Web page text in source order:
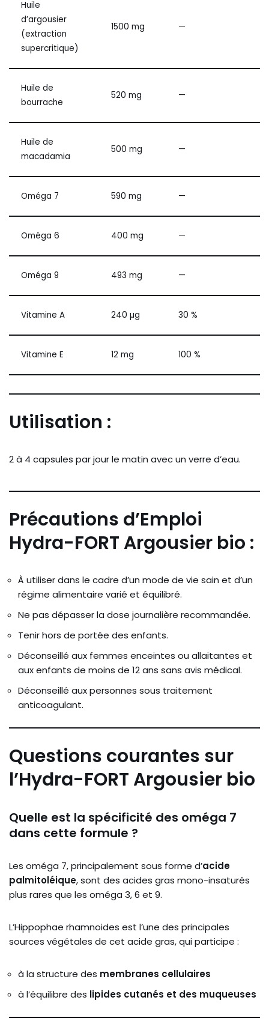
Huile
d’argousier
(extraction
supercritique)
1500 mg —
Huile de
bourrache
520 mg —
Huile de
macadamia
500 mg —
Oméga 7 590 mg —
Oméga 6 400 mg —
Oméga 9 493 mg —
Vitamine A 240 µg 30 %
Vitamine E 12 mg 100 %
Utilisation :
2 à 4 capsules par jour le matin avec un verre d’eau.
Précautions d’Emploi
Hydra-FORT Argousier bio :
À utiliser dans le cadre d’un mode de vie sain et d’un
régime alimentaire varié et équilibré.
Ne pas dépasser la dose journalière recommandée.
Tenir hors de portée des enfants.
Déconseillé aux femmes enceintes ou allaitantes et
aux enfants de moins de 12 ans sans avis médical.
Déconseillé aux personnes sous traitement
anticoagulant.
Questions courantes sur
l’Hydra-FORT Argousier bio
Quelle est la spécificité des oméga 7
dans cette formule ?
Les oméga 7, principalement sous forme d’acide
palmitoléique, sont des acides gras mono-insaturés
plus rares que les oméga 3, 6 et 9.
L’Hippophae rhamnoides est l’une des principales
sources végétales de cet acide gras, qui participe :
à la structure des membranes cellulaires
à l’équilibre des lipides cutanés et des muqueuses